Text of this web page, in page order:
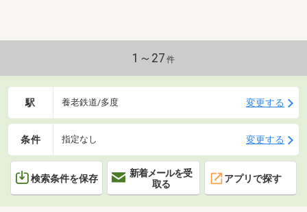
1～27 件
駅 養老鉄道/多度 変更する
条件 指定なし 変更する
検索条件を保存
新着メールを受
取る
アプリで探す